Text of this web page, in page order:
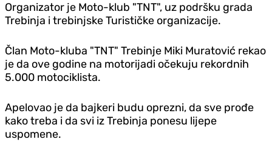
Organizator je Moto-klub "TNT", uz podršku grada
Trebinja i trebinjske Turističke organizacije.
Član Moto-kluba "TNT" Trebinje Miki Muratović rekao
je da ove godine na motorijadi očekuju rekordnih
5.000 motociklista.
Apelovao je da bajkeri budu oprezni, da sve prođe
kako treba i da svi iz Trebinja ponesu lijepe
uspomene.